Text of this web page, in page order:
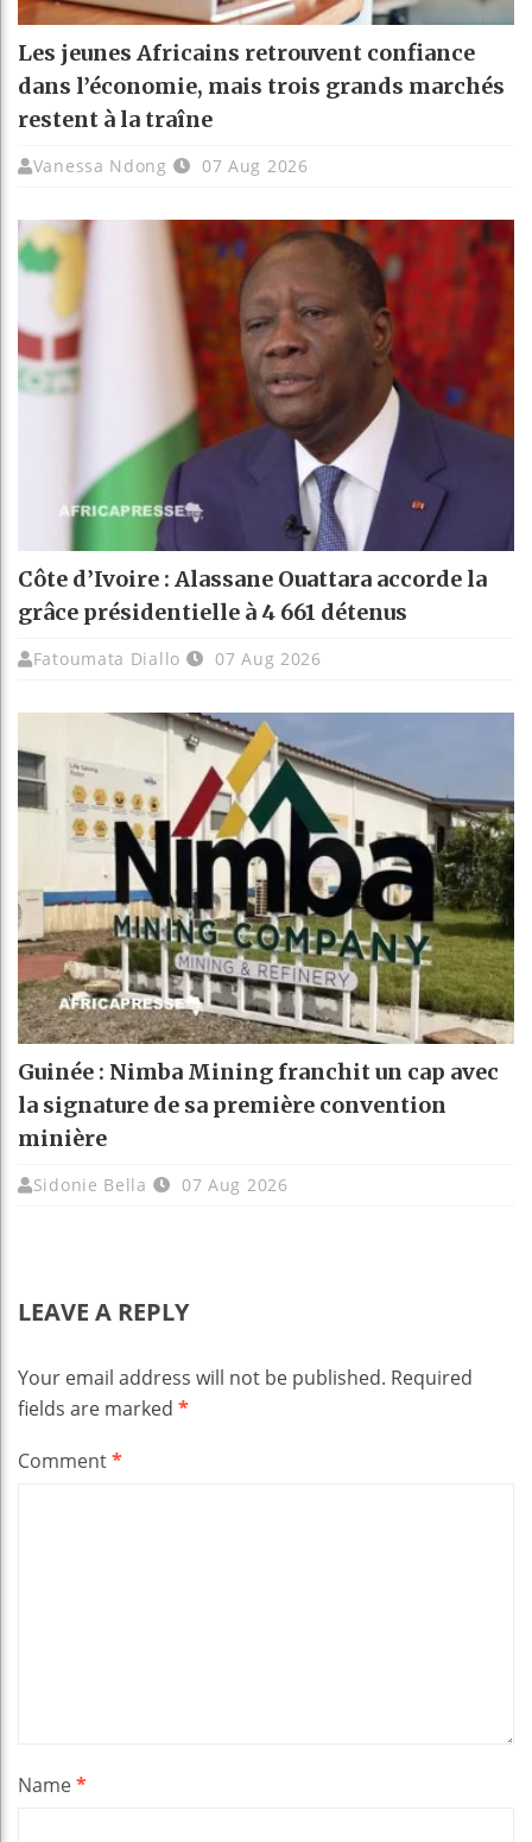
Les jeunes Africains retrouvent confiance
dans l’économie, mais trois grands marchés
restent à la traîne
Vanessa Ndong 07 Aug 2026
Côte d’Ivoire : Alassane Ouattara accorde la
grâce présidentielle à 4 661 détenus
Fatoumata Diallo 07 Aug 2026
Guinée : Nimba Mining franchit un cap avec
la signature de sa première convention
minière
Sidonie Bella 07 Aug 2026
LEAVE A REPLY
Your email address will not be published. Required
fields are marked *
Comment*
Name*